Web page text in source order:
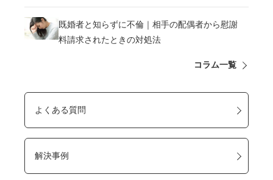
既婚者と知らずに不倫｜相手の配偶者から慰謝
料請求されたときの対処法
コラム一覧
よくある質問
解決事例